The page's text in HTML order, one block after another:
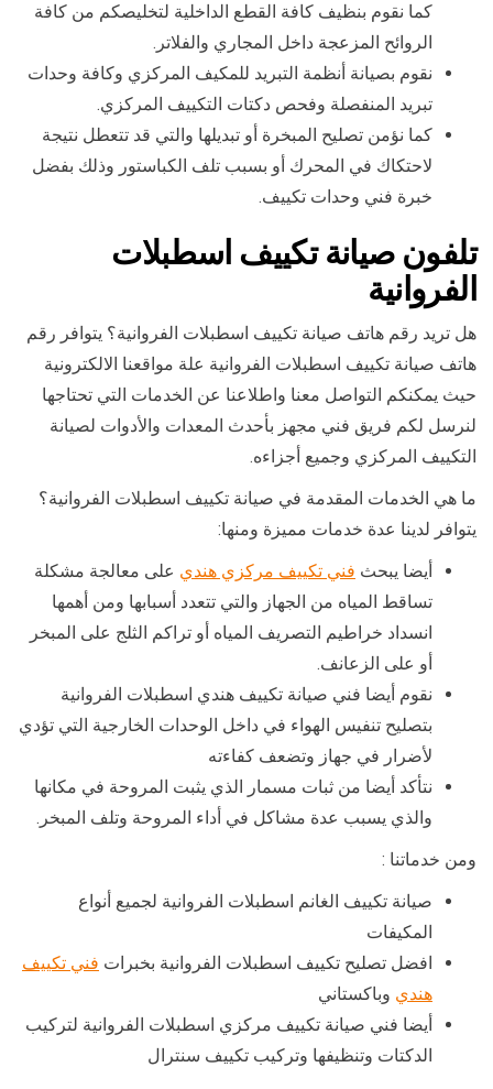
كما نقوم بنظيف كافة القطع الداخلية لتخليصكم من كافة
الروائح المزعجة داخل المجاري والفلاتر.
نقوم بصيانة أنظمة التبريد للمكيف المركزي وكافة وحدات
تبريد المنفصلة وفحص دكتات التكييف المركزي.
كما نؤمن تصليح المبخرة أو تبديلها والتي قد تتعطل نتيجة
لاحتكاك في المحرك أو بسبب تلف الكباستور وذلك بفضل
خبرة فني وحدات تكييف.
تلفون صيانة تكييف اسطبلات
الفروانية
هل تريد رقم هاتف صيانة تكييف اسطبلات الفروانية؟ يتوافر رقم
هاتف صيانة تكييف اسطبلات الفروانية علة مواقعنا الالكترونية
حيث يمكنكم التواصل معنا واطلاعنا عن الخدمات التي تحتاجها
لنرسل لكم فريق فني مجهز بأحدث المعدات والأدوات لصيانة
التكييف المركزي وجميع أجزاءه.
ما هي الخدمات المقدمة في صيانة تكييف اسطبلات الفروانية؟
يتوافر لدينا عدة خدمات مميزة ومنها:
أيضا يبحث فني تكييف مركزي هندي على معالجة مشكلة
تساقط المياه من الجهاز والتي تتعدد أسبابها ومن أهمها
انسداد خراطيم التصريف المياه أو تراكم الثلج على المبخر
أو على الزعانف.
نقوم أيضا فني صيانة تكييف هندي اسطبلات الفروانية
بتصليح تنفيس الهواء في داخل الوحدات الخارجية التي تؤدي
لأضرار في جهاز وتضعف كفاءته
نتأكد أيضا من ثبات مسمار الذي يثبت المروحة في مكانها
والذي يسبب عدة مشاكل في أداء المروحة وتلف المبخر.
ومن خدماتنا :
صيانة تكييف الغانم اسطبلات الفروانية لجميع أنواع
المكيفات
افضل تصليح تكييف اسطبلات الفروانية بخبرات فني تكييف
هندي وباكستاني
أيضا فني صيانة تكييف مركزي اسطبلات الفروانية لتركيب
الدكتات وتنظيفها وتركيب تكييف سنترال